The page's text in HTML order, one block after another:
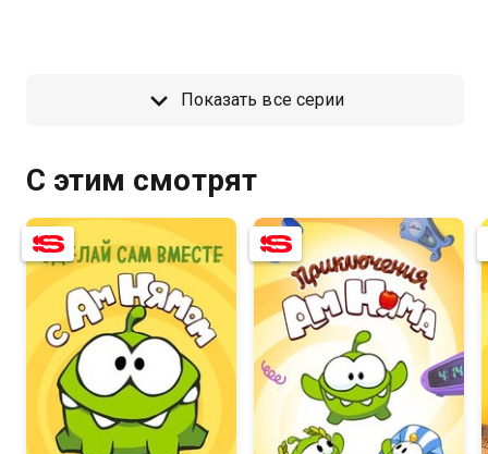
Показать все серии
С этим смотрят